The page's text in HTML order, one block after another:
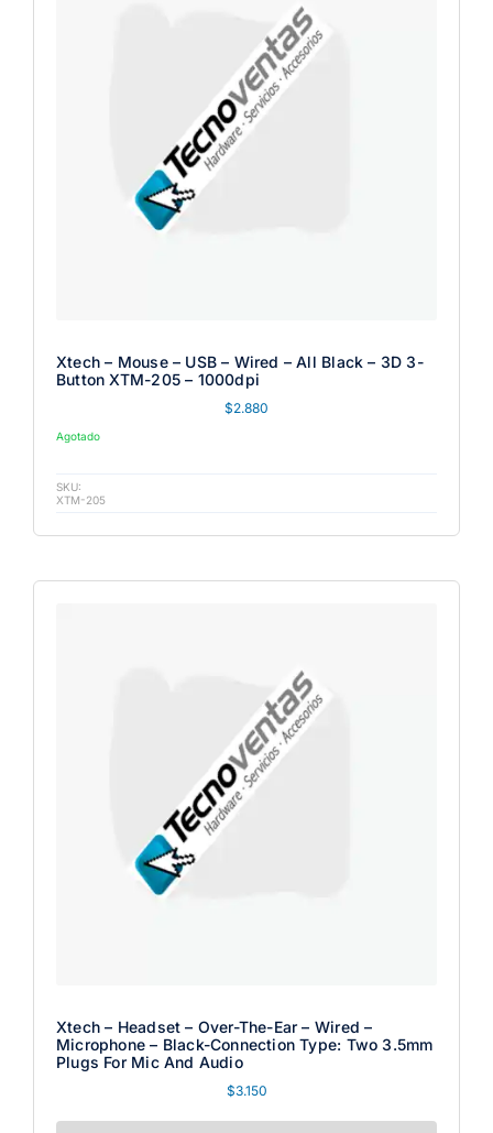
Xtech – Mouse – USB – Wired – All Black – 3D 3-
Button XTM-205 – 1000dpi
$2.880
Agotado
SKU:
XTM-205
Xtech – Headset – Over-The-Ear – Wired –
Microphone – Black-Connection Type: Two 3.5mm
Plugs For Mic And Audio
$3.150